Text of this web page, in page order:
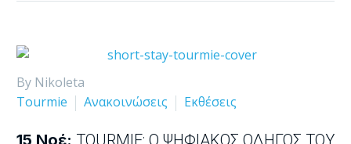
By Nikoleta
Tourmie
Ανακοινώσεις Εκθέσεις